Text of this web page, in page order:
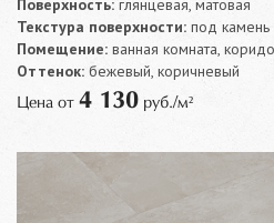
Поверхность: глянцевая, матовая
Текстура поверхности: под камень
Помещение: ванная комната,
Оттенок: бежевый, коричневый
Цена от 4 130 руб./м²